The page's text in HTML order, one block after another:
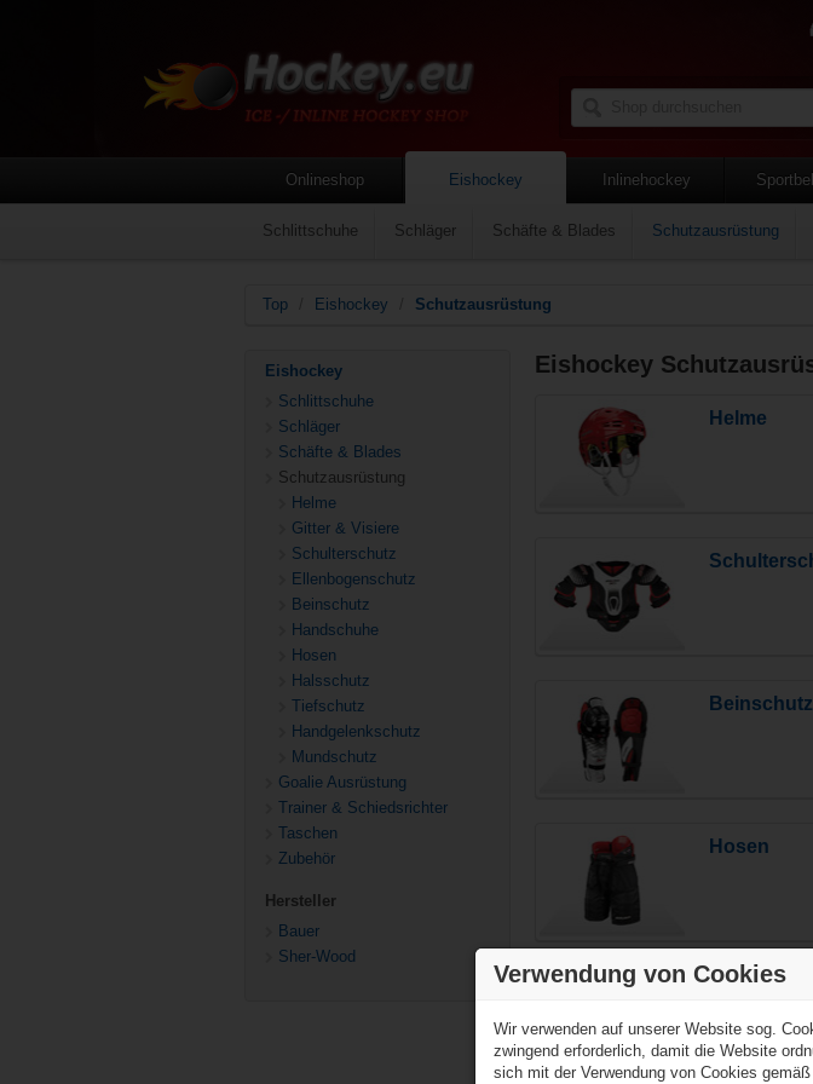
Onlineshop Eishockey
Schlittschuhe Schläger Schäfte & Blades Schutzausrüstung
Inlinehockey
Top Eishockey Schutzausrüstung
Eishockey
Schlittschuhe
Schläger
Schäfte & Blades
Schutzausrüstung
Helme
Gitter & Visiere
Schulterschutz
Ellenbogenschutz
Beinschutz
Handschuhe
Hosen
Halsschutz
Tiefschutz
Handgelenkschutz
Mundschutz
Goalie Ausrüstung
Trainer & Schiedsrichter
Taschen
Zubehör
Hersteller
Bauer
Sher-Wood
Eishockey
Helme
Beinschutz
Hosen
Tiefschutz
Verwendung von Cookies
Wir verwenden auf unserer Website sog.
zwingend erforderlich, damit die Website
sich mit der Verwendung von Cookies